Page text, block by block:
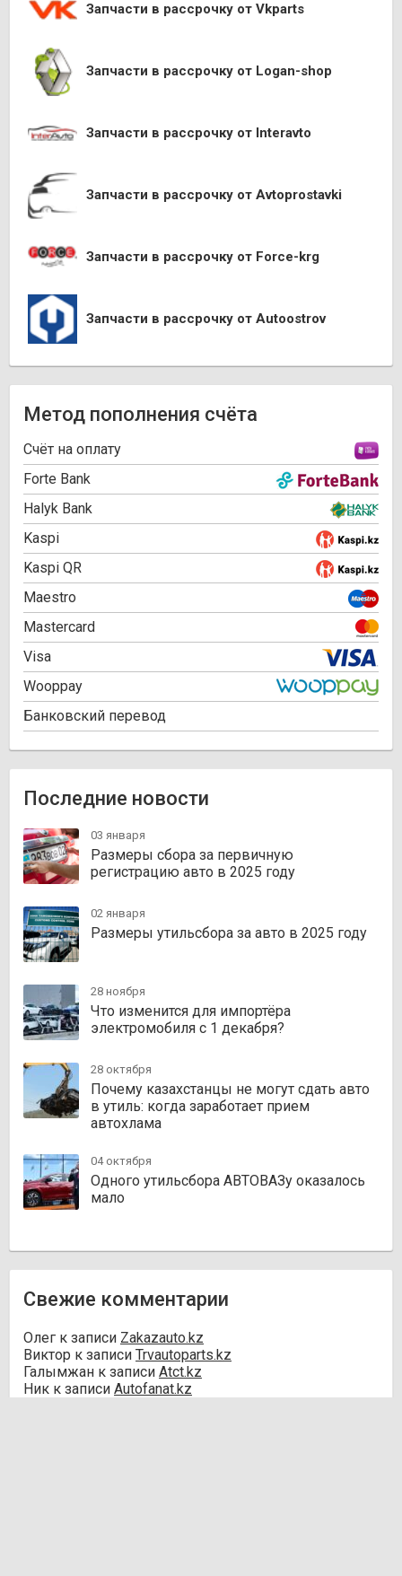
Запчасти в рассрочку от Vkparts
Запчасти в рассрочку от Logan-shop
Запчасти в рассрочку от Interavto
Запчасти в рассрочку от Avtoprostavki
Запчасти в рассрочку от Force-krg
Запчасти в рассрочку от Autoostrov
Метод пополнения счёта
Cчёт на оплату
Forte Bank
Halyk Bank
Kaspi
Kaspi QR
Maestro
Mastercard
Visa
Wooppay
Банковский перевод
Последние новости
03 января
Размеры сбора за первичную
регистрацию авто в 2025 году
02 января
Размеры утильсбора за авто в 2025 году
28 ноября
Что изменится для импортёра
электромобиля с 1 декабря?
28 октября
Почему казахстанцы не могут сдать авто
в утиль: когда заработает прием
автохлама
04 октября
Одного утильсбора АВТОВАЗу оказалось
мало
Свежие комментарии
Олег к записи Zakazauto.kz
Виктор к записи Trvautoparts.kz
Галымжан к записи Atct.kz
Ник к записи Autofanat.kz